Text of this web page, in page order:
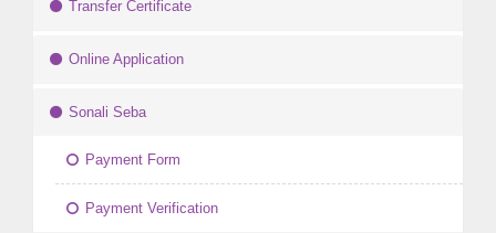
Transfer Certificate
Online Application
Sonali Seba
Payment Form
Payment Verification